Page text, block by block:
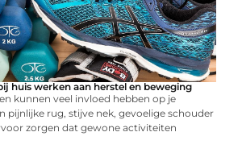
huis werken aan herstel en beweging
kunnen veel invloed hebben op je
pijnlijke rug, stijve nek, gevoelige schouder
zorgen dat gewone activiteiten